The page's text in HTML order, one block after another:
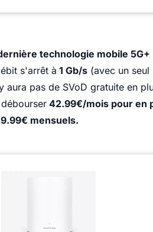
technologie mobile 5G+
s'arrêt à 1 Gb/s (avec un
pas de SVoD gratuite en
42.99€/mois pour en
mensuels.